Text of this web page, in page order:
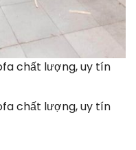
chất lượng, uy tín
chất lượng, uy tín